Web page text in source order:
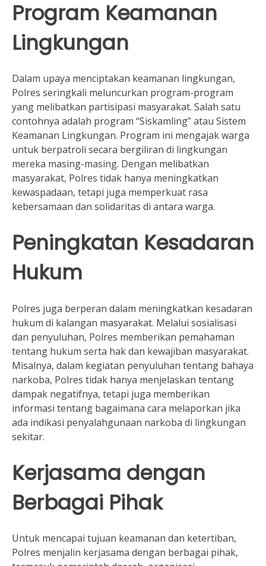
Program Keamanan
Lingkungan
Dalam upaya menciptakan keamanan lingkungan,
Polres seringkali meluncurkan program-program
yang melibatkan partisipasi masyarakat. Salah satu
contohnya adalah program “Siskamling” atau Sistem
Keamanan Lingkungan. Program ini mengajak warga
untuk berpatroli secara bergiliran di lingkungan
mereka masing-masing. Dengan melibatkan
masyarakat, Polres tidak hanya meningkatkan
kewaspadaan, tetapi juga memperkuat rasa
kebersamaan dan solidaritas di antara warga.
Peningkatan Kesadaran
Hukum
Polres juga berperan dalam meningkatkan kesadaran
hukum di kalangan masyarakat. Melalui sosialisasi
dan penyuluhan, Polres memberikan pemahaman
tentang hukum serta hak dan kewajiban masyarakat.
Misalnya, dalam kegiatan penyuluhan tentang bahaya
narkoba, Polres tidak hanya menjelaskan tentang
dampak negatifnya, tetapi juga memberikan
informasi tentang bagaimana cara melaporkan jika
ada indikasi penyalahgunaan narkoba di lingkungan
sekitar.
Kerjasama dengan
Berbagai Pihak
Untuk mencapai tujuan keamanan dan ketertiban,
Polres menjalin kerjasama dengan berbagai pihak,